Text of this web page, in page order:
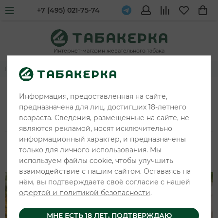
Интернет-магазин жевательного табака
+7 (495) 021-75-74
Главная Новости и обзоры
ЗЛАЯ МОНАШКА х TPL SOUR
150мг: обзор кислой линейки
19 МАЯ 2026
Информация, предоставленная на сайте,
предназначена для лиц, достигших 18-летнего
возраста. Сведения, размещенные на сайте, не
являются рекламой, носят исключительно
информационный характер, и предназначены
только для личного использования. Мы
используем файлы cookie, чтобы улучшить
взаимодействие с нашим сайтом. Оставаясь на
нём, вы подтверждаете своё согласие с нашей
офертой и политикой безопасности.
МНЕ ЕСТЬ 18 ЛЕТ, ПОДТВЕРЖДАЮ